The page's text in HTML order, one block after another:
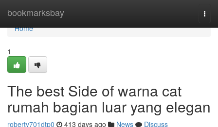
bookmarksbay
Home
Home
1
The best Side of warna cat
rumah bagian luar yang elegan
roberty701dtp0 413 days ago News
Discuss